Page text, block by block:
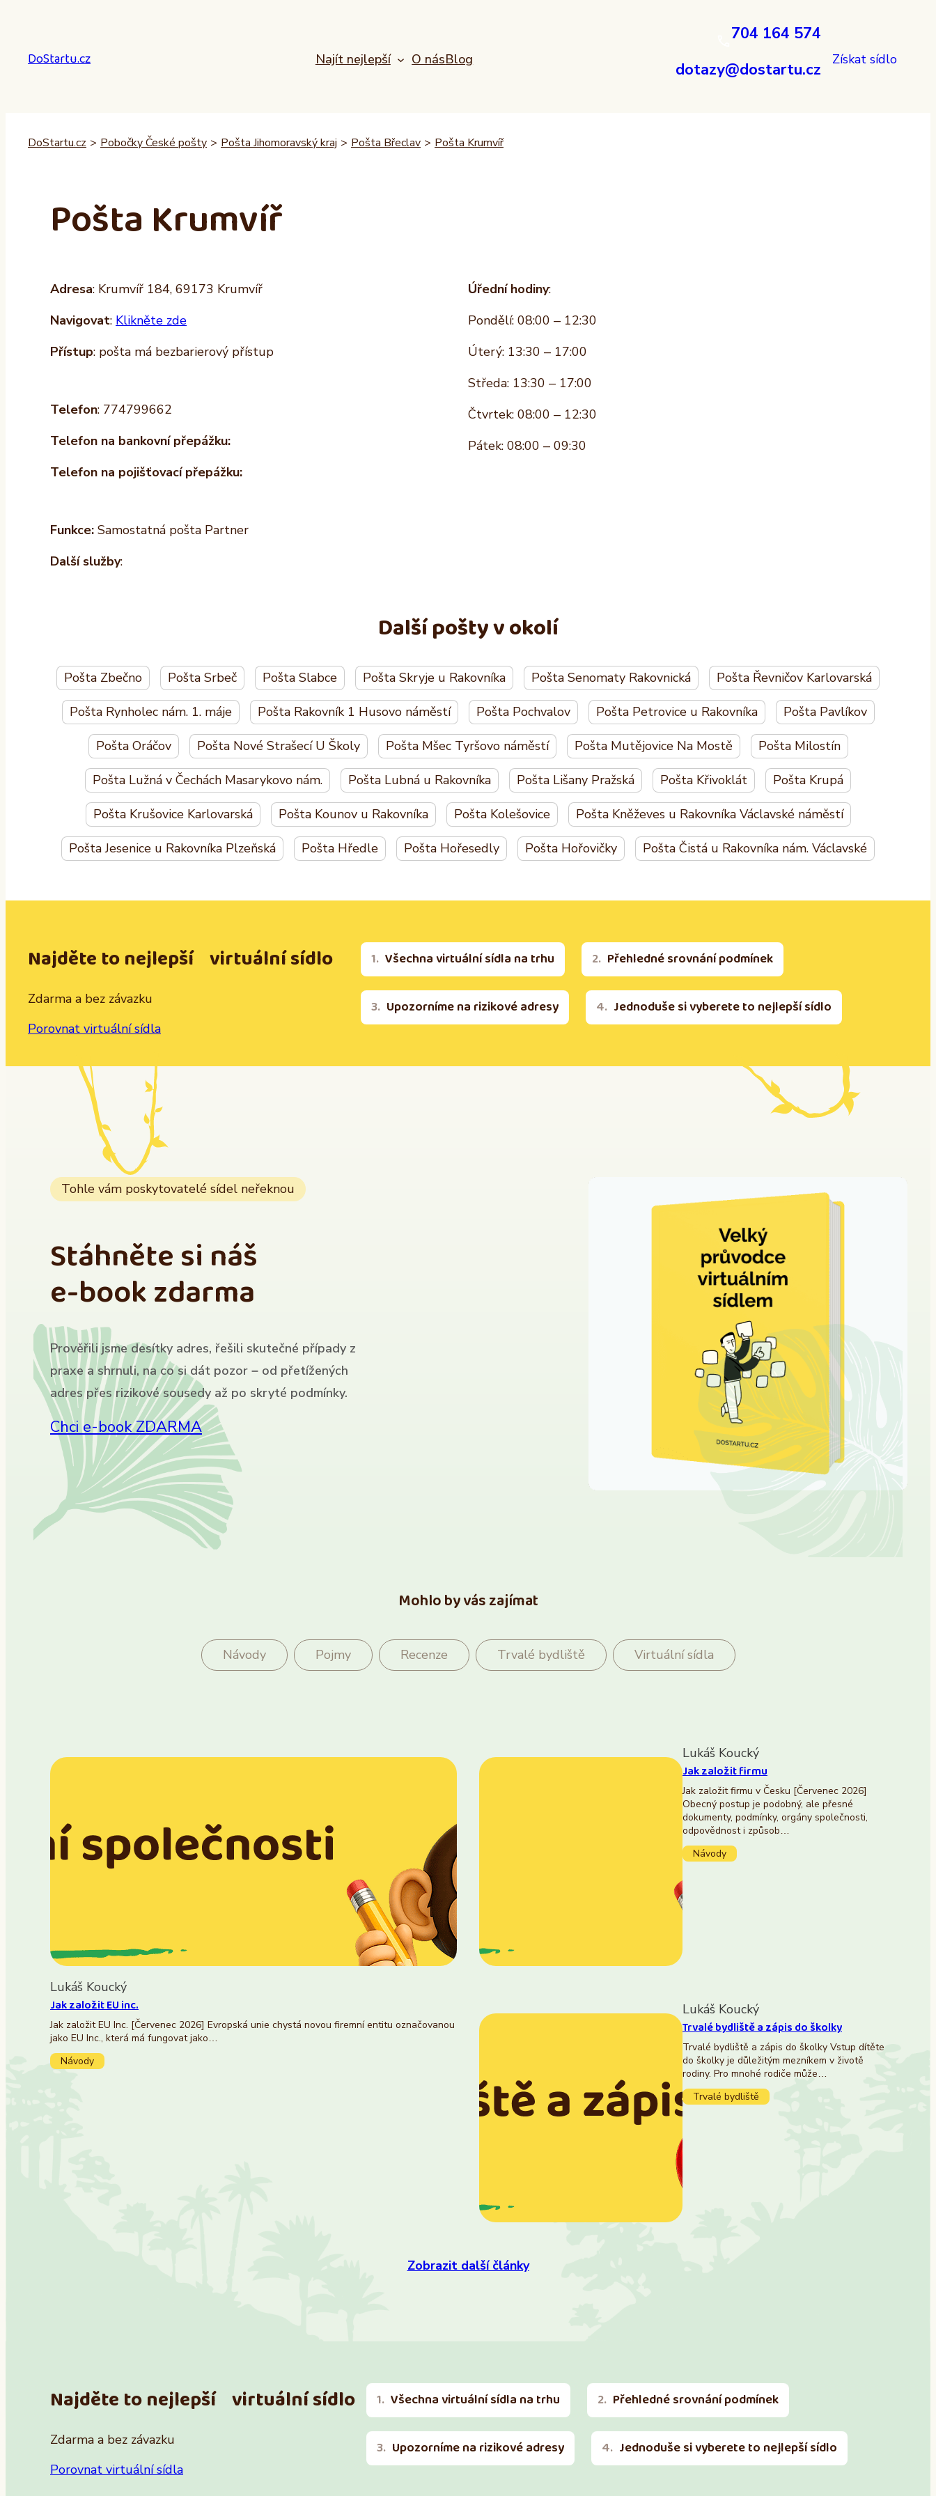
DoStartu.cz Najít nejlepší O násBlog
704 164 574
dotazy@dostartu.cz
Získat sídlo
DoStartu.cz > Pobočky České pošty > Pošta Jihomoravský kraj > Pošta Břeclav > Pošta Krumvíř
Pošta Krumvíř
Adresa: Krumvíř 184, 69173 Krumvíř
Navigovat: Klikněte zde
Přístup: pošta má bezbarierový přístup
Telefon: 774799662
Telefon na bankovní přepážku:
Telefon na pojišťovací přepážku:
Úřední hodiny:
Pondělí: 08:00 – 12:30
Úterý: 13:30 – 17:00
Středa: 13:30 – 17:00
Čtvrtek: 08:00 – 12:30
Pátek: 08:00 – 09:30
Funkce: Samostatná pošta Partner
Další služby:
Další pošty v okolí
Pošta Zbečno Pošta Srbeč Pošta Slabce Pošta Skryje u Rakovníka Pošta Senomaty Rakovnická Pošta Řevničov Karlovarská
Pošta Rynholec nám. 1. máje Pošta Rakovník 1 Husovo náměstí Pošta Pochvalov Pošta Petrovice u Rakovníka Pošta Pavlíkov
Pošta Oráčov Pošta Nové Strašecí U Školy Pošta Mšec Tyršovo náměstí Pošta Mutějovice Na Mostě Pošta Milostín
Pošta Lužná v Čechách Masarykovo nám. Pošta Lubná u Rakovníka Pošta Lišany Pražská Pošta Křivoklát Pošta Krupá
Pošta Krušovice Karlovarská Pošta Kounov u Rakovníka Pošta Kolešovice Pošta Kněževes u Rakovníka Václavské náměstí
Pošta Jesenice u Rakovníka Plzeňská Pošta Hředle Pošta Hořesedly Pošta Hořovičky Pošta Čistá u Rakovníka nám. Václavské
Najděte to nejlepší virtuální sídlo
Zdarma a bez závazku
Porovnat virtuální sídla
Všechna virtuální sídla na trhu Přehledné srovnání podmínek
Upozorníme na rizikové adresy Jednoduše si vyberete to nejlepší sídlo
Tohle vám poskytovatelé sídel neřeknou
Stáhněte si náš
e-book zdarma
Prověřili jsme desítky adres, řešili skutečné případy z
praxe a shrnuli, na co si dát pozor – od přetížených
adres přes rizikové sousedy až po skryté podmínky.
Chci e-book ZDARMA
Mohlo by vás zajímat
Návody Pojmy Recenze Trvalé bydliště Virtuální sídla
Lukáš Koucký
Jak založit EU inc.
Jak založit EU Inc. [Červenec 2026] Evropská unie chystá novou firemní entitu označovanou
jako EU Inc., která má fungovat jako…
Návody
Lukáš Koucký
Jak založit firmu
Jak založit firmu v Česku [Červenec 2026]
Obecný postup je podobný, ale přesné
dokumenty, podmínky, orgány společnosti,
odpovědnost i způsob…
Návody
Lukáš Koucký
Trvalé bydliště a zápis do školky
Trvalé bydliště a zápis do školky Vstup dítěte
do školky je důležitým mezníkem v životě
rodiny. Pro mnohé rodiče může…
Trvalé bydliště
Zobrazit další články
Najděte to nejlepší virtuální sídlo
Zdarma a bez závazku
Porovnat virtuální sídla
Všechna virtuální sídla na trhu Přehledné srovnání podmínek
Upozorníme na rizikové adresy Jednoduše si vyberete to nejlepší sídlo